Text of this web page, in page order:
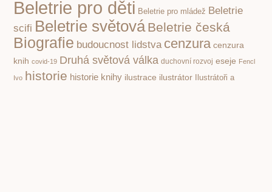
Beletrie pro děti Beletrie pro mládež Beletrie
scifi Beletrie světováBeletrie česká
Biografie budoucnost lidstva cenzura cenzura
knih covid-19 Druhá světová válka duchovní rozvoj eseje Fencl
Ivo historie historie knihy ilustrace ilustrátor Ilustrátoři a